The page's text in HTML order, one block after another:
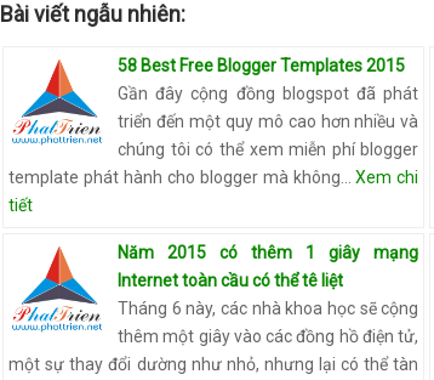
Bài viết ngẫu nhiên:
58 Best Free Blogger Templates 2015
Gần đây cộng đồng blogspot đã phát
triển đến một quy mô cao hơn nhiều và
chúng tôi có thể xem miễn phí blogger
template phát hành cho blogger mà không…
Xem chi
tiết
Năm 2015 có thêm 1 giây mạng
Internet toàn cầu có thể tê liệt
Tháng 6 này, các nhà khoa học sẽ cộng
thêm một giây vào các đồng hồ điện tử,
một sự thay đổi dường như nhỏ, nhưng lại có thể tàn